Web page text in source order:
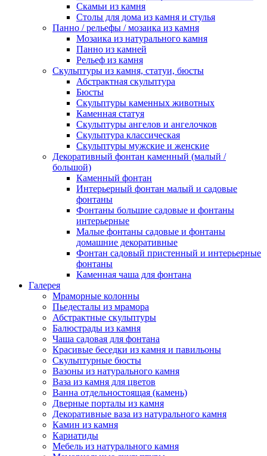
Скамьи из камня
Столы для дома из камня и стулья
Панно / рельефы / мозаика из камня
Мозаика из натурального камня
Панно из камней
Рельеф из камня
Скульптуры из камня, статуи, бюсты
Абстрактная скульптура
Бюсты
Скульптуры каменных животных
Каменная статуя
Скульптуры ангелов и ангелочков
Скульптура классическая
Скульптуры мужские и женские
Декоративный фонтан каменный (малый /
большой)
Каменный фонтан
Интерьерный фонтан малый и садовые
фонтаны
Фонтаны большие садовые и фонтаны
интерьерные
Малые фонтаны садовые и фонтаны
домашние декоративные
Фонтан садовый пристенный и интерьерные
фонтаны
Каменная чаша для фонтана
Галерея
Мраморные колонны
Пьедесталы из мрамора
Абстрактные скульптуры
Балюстрады из камня
Чаша садовая для фонтана
Красивые беседки из камня и павильоны
Скульптурные бюсты
Вазоны из натурального камня
Ваза из камня для цветов
Ванна отдельностоящая (камень)
Дверные порталы из камня
Декоративные ваза из натурального камня
Камин из камня
Кариатиды
Мебель из натурального камня